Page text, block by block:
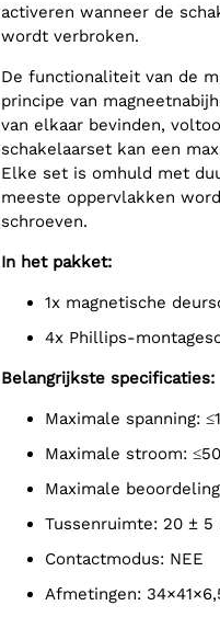
activeren wanneer de
wordt verbroken.
De functionaliteit van de
principe van
van elkaar bevinden,
schakelaarset kan een
Elke set is omhuld met
meeste oppervlakken
schroeven.
In het pakket:
1x magnetische
4x Phillips-
Belangrijkste specificaties:
Maximale spanning:
Maximale stroom:
Maximale
Tussenruimte: 20 ± 5
Contactmodus: NEE
Afmetingen: